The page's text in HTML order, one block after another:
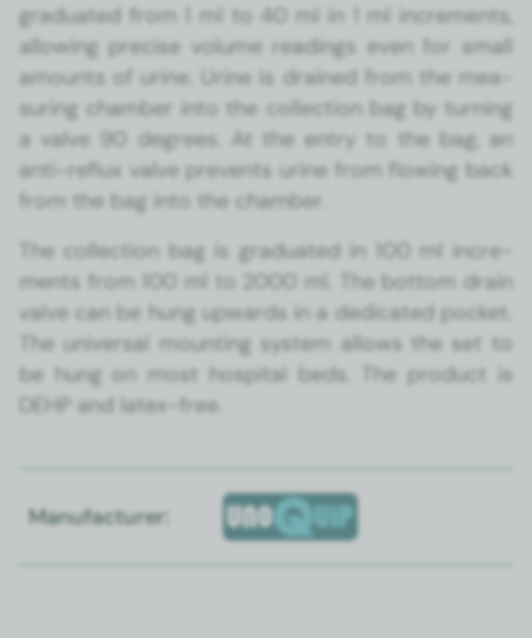
grad­u­at­ed from 1 ml to 40 ml in 1 ml incre­ments,
allow­ing pre­cise vol­ume read­ings even for small
amounts of urine. Urine is drained from the mea­
sur­ing cham­ber into the col­lec­tion bag by turn­ing
a valve 90 degrees. At the entry to the bag, an
anti-reflux valve pre­vents urine from flow­ing back
from the bag into the cham­ber.
The col­lec­tion bag is grad­u­at­ed in 100 ml incre­
ments from 100 ml to 2000 ml. The bot­tom drain
valve can be hung upwards in a ded­i­cat­ed pock­et.
The uni­ver­sal mount­ing sys­tem allows the set to
be hung on most hos­pi­tal beds. The prod­uct is
DEHP and latex-free.
Man­u­fac­tur­er: